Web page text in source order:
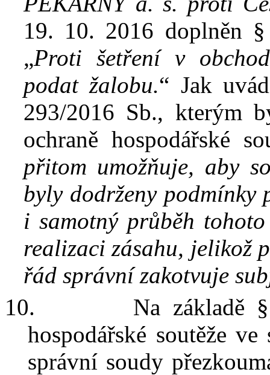
19. 10. 2016 doplněn §
„Proti šetření v
podat žalobu.“ Jak
293/2016 Sb., kterým
ochraně hospodářské
přitom umožňuje, aby
byly dodrženy podmínky
i samotný průběh
realizaci zásahu, jelikož
řád správní zakotvuje
10.
Na základě
hospodářské soutěže
správní soudy